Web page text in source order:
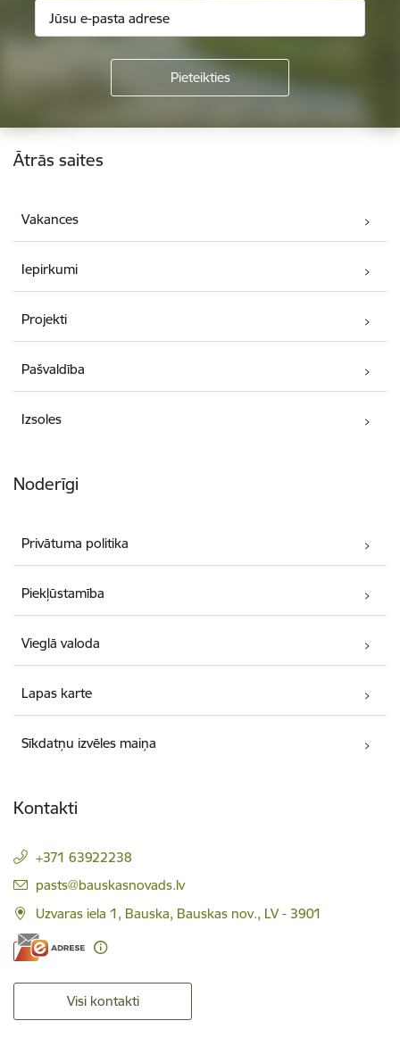
Kājene
Ātrās saites
Vakances
Iepirkumi
Projekti
Pašvaldība
Izsoles
Noderīgi
Privātuma politika
Piekļūstamība
Vieglā valoda
Lapas karte
Sīkdatņu izvēles maiņa
Kontakti
+371 63922238
E-pasts:
pasts@bauskasnovads.lv
Uzvaras iela 1, Bauska, Bauskas nov., LV - 3901
Visi kontakti